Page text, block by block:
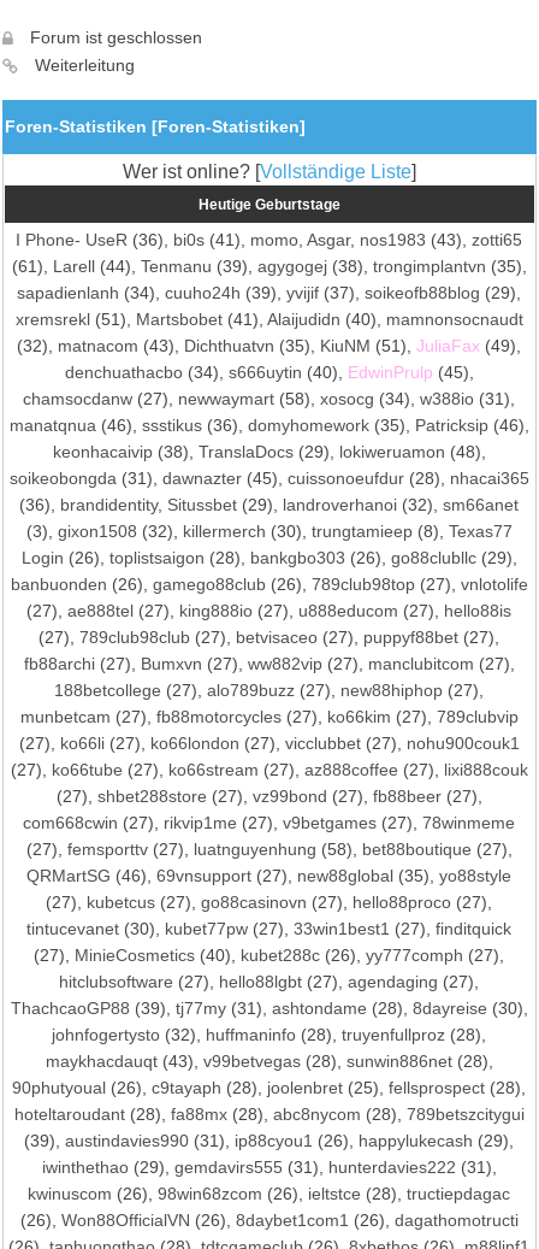
Forum ist geschlossen
Weiterleitung
Foren-Statistiken [Foren-Statistiken]
Wer ist online? [Vollständige Liste]
Heutige Geburtstage
I Phone- UseR (36), bi0s (41), momo,Asgar, nos1983 (43),zotti65
(61), Larell (44), Tenmanu (39), agygogej(38), trongimplantvn (35),
sapadienlanh (34),cuuho24h (39),yvijif (37),soikeofb88blog (29),
xremsrekl (51), Martsbobet(41), Alaijudidn (40), mamnonsocnaudt
(32), matnacom (43), Dichthuatvn (35), KiuNM (51),JuliaFax (49),
denchuathacbo(34), s666uytin (40), EdwinPrulp (45),
chamsocdanw (27), newwaymart (58),xosocg (34),w388io (31),
manatqnua(46), ssstikus(36), domyhomework(35), Patricksip(46),
keonhacaivip(38), TranslaDocs(29), lokiweruamon (48),
soikeobongda(31), dawnazter(45), cuissonoeufdur(28), nhacai365
(36), brandidentity, Situssbet (29), landroverhanoi (32),sm66anet
(3), gixon1508 (32), killermerch (30), trungtamieep(8), Texas77
Login (26), toplistsaigon (28), bankgbo303 (26), go88clubllc(29),
banbuonden (26), gamego88club(26), 789club98top(27), vnlotolife
(27),ae888tel (27), king888io (27), u888educom (27), hello88is
(27),789club98club (27), betvisaceo (27), puppyf88bet (27),
fb88archi(27), Bumxvn (27), ww882vip(27), manclubitcom (27),
188betcollege (27),alo789buzz (27), new88hiphop (27),
munbetcam (27), fb88motorcycles(27), ko66kim (27), 789clubvip
(27), ko66li(27), ko66london (27), vicclubbet(27), nohu900couk1
(27), ko66tube (27), ko66stream (27), az888coffee (27), lixi888couk
(27), shbet288store (27), vz99bond (27), fb88beer(27),
com668cwin (27), rikvip1me (27),v9betgames (27),78winmeme
(27), femsporttv(27), luatnguyenhung (58), bet88boutique (27),
QRMartSG (46),69vnsupport (27), new88global (35),yo88style
(27), kubetcus (27),go88casinovn (27), hello88proco (27),
tintucevanet (30), kubet77pw (27),33win1best1 (27),finditquick
(27), MinieCosmetics (40), kubet288c (26),yy777comph (27),
hitclubsoftware (27), hello88lgbt (27),agendaging (27),
ThachcaoGP88 (39), tj77my(31), ashtondame (28), 8dayreise (30),
johnfogertysto (32), huffmaninfo (28),truyenfullproz (28),
maykhacdauqt(43), v99betvegas(28), sunwin886net(28),
90phutyoual (26),c9tayaph (28), joolenbret (25),fellsprospect (28),
hoteltaroudant(28), fa88mx(28), abc8nycom (28), 789betszcitygui
(39),austindavies990 (31), ip88cyou1 (26), happylukecash (29),
iwinthethao(29), gemdavirs555 (31), hunterdavies222 (31),
kwinuscom (26),98win68zcom (26), ieltstce (28),tructiepdagac
(26), Won88OfficialVN (26), 8daybet1com1 (26), dagathomotructi